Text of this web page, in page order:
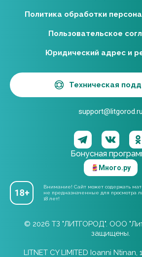
Бонусная
Много.ру
Внимание! Сайт может содержать
не предназначенные для просмотра
18 лет!
Политика обработки
Пользовательское
Юридический адрес и
Техническая
support@litgorod.ru
© 2026 ТЗ "ЛИТГОРОД". ООО
защищены.
LITNET CY LIMITED Ioanni Ntinan,